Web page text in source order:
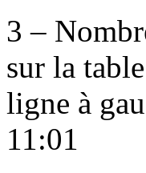
3 –
sur la
ligne à
11:01